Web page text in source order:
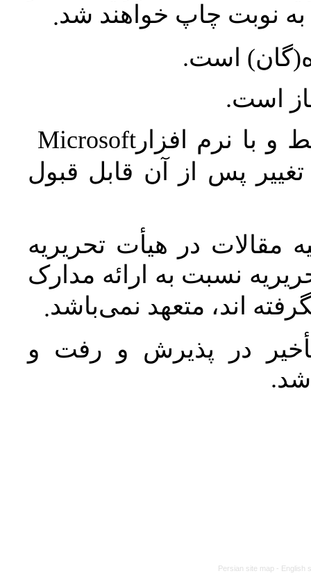
نوبت چاپ خواهند شد.
است.
است.
و با نرم افزارMicrosoft
پس از آن قابل قبول
مقالات در هیأت تحریریه
نسبت به ارائه مدارک
اند، متعهد نمی‌باشد.
در پذیرش و رفت و
شد.
Persian site map - English